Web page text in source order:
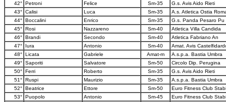
42° Petroni Felice Sm-35
G.s. Avis Aido Rieti
43° Calisi Luca Sm-35
A.s. Atletica Ostia
44° Boccalini Enrico Sm-35
G.s. Panda Pesaro Pu
45° Rosi Nazzareno Sm-40
Atletica Villa Candida
46° Brandi Secondo Sm-40
Atletica Fabriano An
47°
Iura Antonio Sm-40
Amat. Avis
48° Licata Gabriele Amat-m
A.s.p.a. Bastia Umbra
49° Saporiti Salvatore Sm-50
Circolo Dip. Perugina
50° Ferri Roberto Sm-35
G.s. Avis Aido Rieti
51° Ruspi Maurizio Sm-35
A.s.p.a. Bastia Umbra
52° Beatrice Ettore Sm-50
Euro Fitness Club
53° Puopolo Antonio Sm-45
Euro Fitness Club